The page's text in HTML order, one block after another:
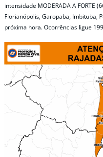
intensidade MODERADA A FORTE
Florianópolis, Garopaba, Imbituba,
próxima hora. Ocorrências ligue